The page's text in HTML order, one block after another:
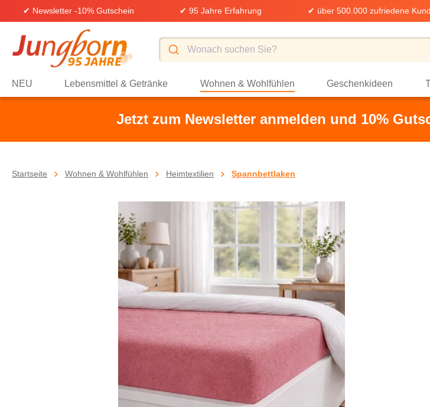
Zur Hauptnavigation springen
✔ Newsletter -10% Gutschein ✔ 95 Jahre Erfahrung ✔ über 500.000 zufriedene
NEU Lebensmittel & Getränke Wohnen & Wohlfühlen Geschenkideen
Jetzt zum Newsletter anmelden und 10%
Startseite Wohnen & Wohlfühlen Heimtextilien Spannbettlaken